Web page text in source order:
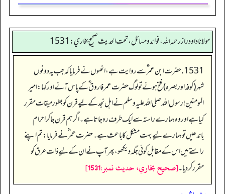
مولانا داود راز رحمه الله، فوائد و مسائل، تحت الحديث صحيح بخاري: 1531
1531. حضرت ابن عمر ؓ سے روایت ہے، انھوں نے فرمایا کہ جب یہ دونوں
شہر(کوفہ اور بصرہ) فتح ہوئے تو لوگ حضرت عمر فاروق ؓ کے پاس آئے اور کہا: امیر
المومنین! رسول اللہ صلی اللہ علیہ وسلم نے اہل نجد کے لیے قرن کو بطور میقات مقرر
کیا ہےاور وہ ہمارے راستہ سے ایک طرف رہ جاتا ہے۔ اگر ہم قرن جا کر احرام
باندھیں تو ہمارے لیے بہت مشکل کا باعث ہے۔ حضرت عمر ؓ نے فرمایا: تم اپنے
راستے میں اس کے مقابل کوئی جگہ دیکھو، پھر آپ نے ان کے لیے ذات عرق کو
مقرر کردیا۔[صحيح بخاري، حديث نمبر:1531]